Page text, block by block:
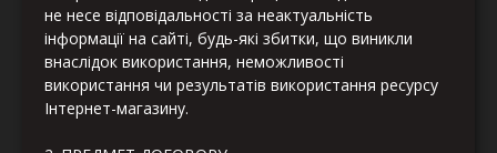
не несе відповідальності за неактуальність
інформації на сайті, будь-які збитки, що виникли
внаслідок використання, неможливості
використання чи результатів використання ресурсу
Інтернет-магазину.